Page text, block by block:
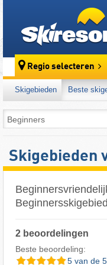
Regio selecteren
Skigebieden Beste
Skigebieden
2 beoordelingen
Beste beoordeling:
5 van de